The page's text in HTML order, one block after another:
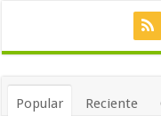
Popular Reciente